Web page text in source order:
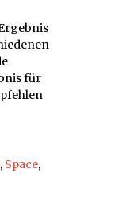
für
, Space,